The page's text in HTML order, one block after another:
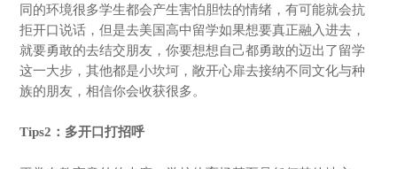
同的环境很多学生都会产生害怕胆怯的情绪，有可能就会抗
拒开口说话，但是去美国高中留学如果想要真正融入进去，
就要勇敢的去结交朋友，你要想想自己都勇敢的迈出了留学
这一大步，其他都是小坎坷，敞开心扉去接纳不同文化与种
族的朋友，相信你会收获很多。
Tips2：多开口打招呼